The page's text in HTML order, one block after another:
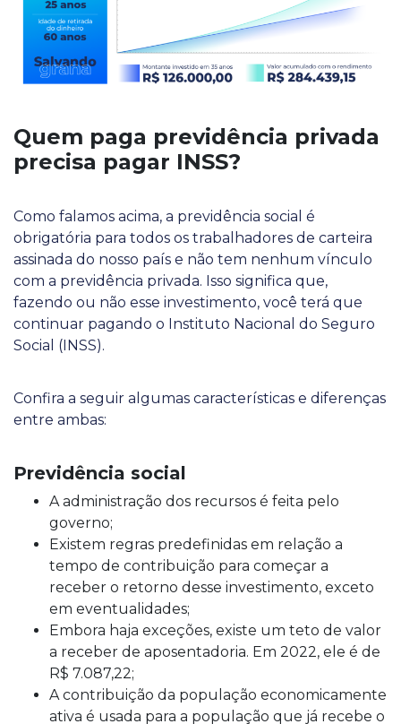
Quem paga previdência privada
precisa pagar INSS?
Como falamos acima, a previdência social é
obrigatória para todos os trabalhadores de carteira
assinada do nosso país e não tem nenhum vínculo
com a previdência privada. Isso significa que,
fazendo ou não esse investimento, você terá que
continuar pagando o Instituto Nacional do Seguro
Social (INSS).
Confira a seguir algumas características e diferenças
entre ambas:
Previdência social
A administração dos recursos é feita pelo
governo;
Existem regras predefinidas em relação a
tempo de contribuição para começar a
receber o retorno desse investimento, exceto
em eventualidades;
Embora haja exceções, existe um teto de valor
a receber de aposentadoria. Em 2022, ele é de
R$ 7.087,22;
A contribuição da população economicamente
ativa é usada para a população que já recebe o